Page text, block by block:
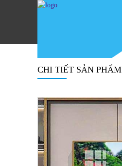
CHI TIẾT SẢN PHẨM